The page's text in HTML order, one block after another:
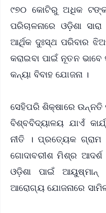
୯୭୦ କୋଟିରୁ ଅଧିକ
ପରିଚାଳନାରେ ଓଡ଼ିଶା
ଆର୍ଥିକ ଦୁଃସ୍ଥ ପରିବାର
କରାଇବା ପାଇଁ ନୂତନ
କନ୍ୟା ବିବାହ ଯୋଜନା ।
ସେହିପରି ଶିକ୍ଷାରେ
ବିଶ୍ବବିଦ୍ୟାଳୟ ଯାଏଁ
ନୀତି । ପ୍ରତ୍ୟେକ ଗ୍ରାମ
ଗୋଦାବରୀଶ ମିଶ୍ର
ଓଡ଼ିଶା ପାଇଁ ଆୟୁଷ୍ମାନ୍
ଆରୋଗ୍ୟ ଯୋଜନାରେ